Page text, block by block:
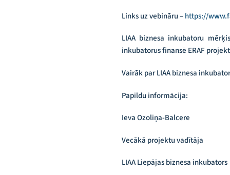
Links uz vebināru –https://
LIAA biznesa inkubatoru
inkubatorus finansē ERAF
Vairāk par LIAA biznesa
Papildu informācija:
Ieva Ozoliņa-Balcere
Vecākā projektu vadītāja
LIAA Liepājas biznesa inkubators